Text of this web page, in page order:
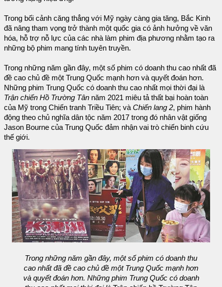
Trong bối cảnh căng thẳng với Mỹ ngày càng gia tăng, Bắc Kinh
đã nâng tham vọng trở thành một quốc gia có ảnh hưởng về văn
hóa, hỗ trợ nỗ lực của các nhà làm phim địa phương nhằm tạo ra
những bộ phim mang tính tuyên truyền.
Trong những năm gần đây, một số phim có doanh thu cao nhất đã
đề cao chủ đề một Trung Quốc mạnh hơn và quyết đoán hơn.
Những phim Trung Quốc có doanh thu cao nhất mọi thời đại là
Trận chiến Hồ Trường Tân năm 2021 miêu tả thất bại hoàn toàn
của Mỹ trong Chiến tranh Triều Tiên; và Chiến lang 2, phim hành
động theo chủ nghĩa dân tộc năm 2017 trong đó nhân vật giống
Jason Bourne của Trung Quốc đảm nhận vai trò chiến binh cứu
thế giới.
Trong những năm gần đây, một số phim có doanh thu
cao nhất đã đề cao chủ đề một Trung Quốc mạnh hơn
và quyết đoán hơn. Những phim Trung Quốc có doanh